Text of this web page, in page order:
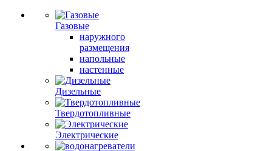
Газовые
наружного
размещения
напольные
настенные
Дизельные
Твердотопливные
Электрические